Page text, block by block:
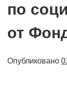
по
от
Опубликовано